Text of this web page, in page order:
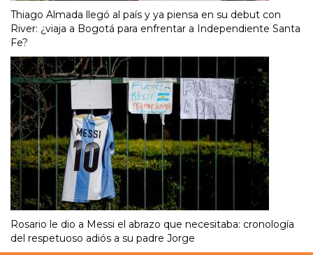
Thiago Almada llegó al país y ya piensa en su debut con
River: ¿viaja a Bogotá para enfrentar a Independiente Santa
Fe?
Rosario le dio a Messi el abrazo que necesitaba: cronología
del respetuoso adiós a su padre Jorge